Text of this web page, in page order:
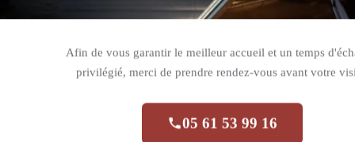
Afin de vous garantir le meilleur accueil et un temps
privilégié, merci de prendre rendez-vous avant votre
05 61 53 99 16
Yamaha FC3A: Pédales,Accessoires